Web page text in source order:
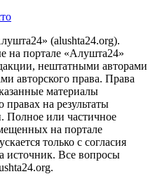
(alushta24.org).
на портале «Алушта24»
нештатными авторами
авторского права. Права
материалы
правах на результаты
Полное или частичное
на портале
только с согласия
источник. Все вопросы